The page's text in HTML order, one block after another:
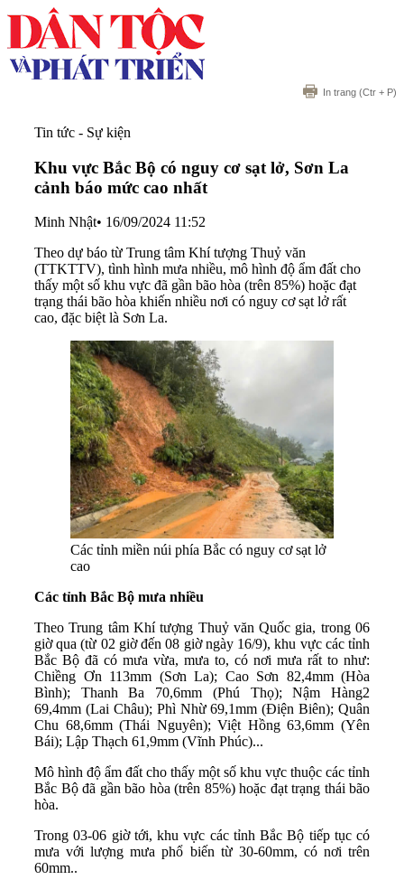
In trang (Ctr + P)
Tin tức - Sự kiện
Khu vực Bắc Bộ có nguy cơ sạt lở, Sơn La
cảnh báo mức cao nhất
Minh Nhật• 16/09/2024 11:52
Theo dự báo từ Trung tâm Khí tượng Thuỷ văn
(TTKTTV), tình hình mưa nhiều, mô hình độ ẩm đất cho
thấy một số khu vực đã gần bão hòa (trên 85%) hoặc đạt
trạng thái bão hòa khiến nhiều nơi có nguy cơ sạt lở rất
cao, đặc biệt là Sơn La.
Các tỉnh miền núi phía Bắc có nguy cơ sạt lở
cao
Các tỉnh Bắc Bộ mưa nhiều
Theo Trung tâm Khí tượng Thuỷ văn Quốc gia, trong 06
giờ qua (từ 02 giờ đến 08 giờ ngày 16/9), khu vực các tỉnh
Bắc Bộ đã có mưa vừa, mưa to, có nơi mưa rất to như:
Chiềng Ơn 113mm (Sơn La); Cao Sơn 82,4mm (Hòa
Bình); Thanh Ba 70,6mm (Phú Thọ); Nậm Hàng2
69,4mm (Lai Châu); Phì Nhừ 69,1mm (Điện Biên); Quân
Chu 68,6mm (Thái Nguyên); Việt Hồng 63,6mm (Yên
Bái); Lập Thạch 61,9mm (Vĩnh Phúc)...
Mô hình độ ẩm đất cho thấy một số khu vực thuộc các tỉnh
Bắc Bộ đã gần bão hòa (trên 85%) hoặc đạt trạng thái bão
hòa.
Trong 03-06 giờ tới, khu vực các tỉnh Bắc Bộ tiếp tục có
mưa với lượng mưa phổ biến từ 30-60mm, có nơi trên
60mm..